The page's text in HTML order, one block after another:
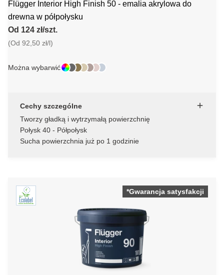
Flügger Interior High Finish 50 - emalia akrylowa do
drewna w półpołysku
Od 124 zł/szt.
(Od 92,50 zł/l)
Można wybarwić
Cechy szczególne
Tworzy gładką i wytrzymałą powierzchnię
Połysk 40 - Półpołysk
Sucha powierzchnia już po 1 godzinie
*Gwarancja satysfakcji